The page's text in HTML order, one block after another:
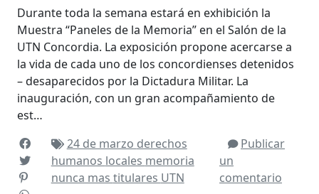
Durante toda la semana estará en exhibición la
Muestra “Paneles de la Memoria” en el Salón de la
UTN Concordia. La exposición propone acercarse a
la vida de cada uno de los concordienses detenidos
– desaparecidos por la Dictadura Militar. La
inauguración, con un gran acompañamiento de
est…
24 de marzo derechos
humanos locales memoria
nunca mas titulares UTN
Publicar
un
comentario